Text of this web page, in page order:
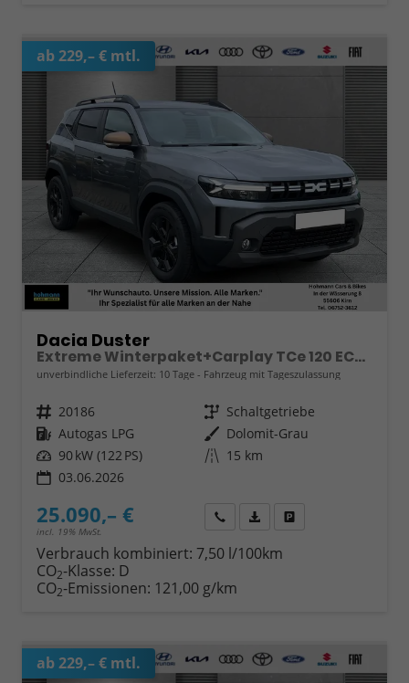
ab 229,– € mtl.
Dacia Duster
Extreme Winterpaket+Carplay TCe 120 ECO-G
unverbindliche Lieferzeit: 10 Tage Fahrzeug mit Tageszulassung
Fahrzeugnr. 20186 Getriebe Schaltgetriebe
Kraftstoff Autogas LPG Außenfarbe Dolomit-Grau
Leistung 90 kW (122 PS) Kilometerstand 15 km
03.06.2026
25.090,– €
incl. 19% MwSt.
Wir rufen Sie anFahrzeugexposé (PDF)
Verbrauch kombiniert: 7,50 l/100km
CO2-Klasse: D
CO2-Emissionen: 121,00 g/km
ab 229,– € mtl.